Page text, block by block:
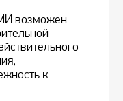
возможен
к